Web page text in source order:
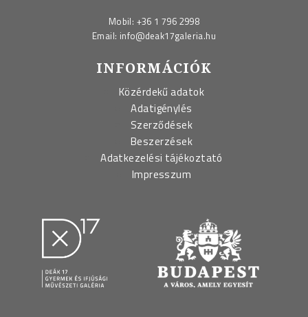
Mobil: +36 1 796 2998
Email: info@deak17galeria.hu
INFORMÁCIÓK
Közérdekű adatok
Adatigénylés
Szerződések
Beszerzések
Adatkezelési tájékoztató
Impresszum